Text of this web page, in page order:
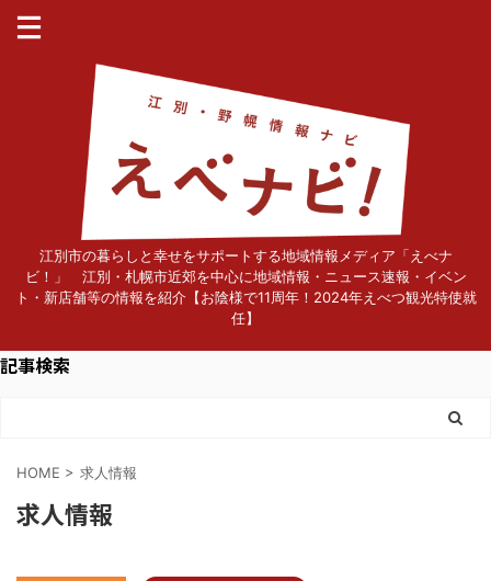
江別市の暮らしと幸せをサポートする地域情報メディア「えべナ
ビ！」 江別・札幌市近郊を中心に地域情報・ニュース速報・イベン
ト・新店舗等の情報を紹介【お陰様で11周年！2024年えべつ観光特使就
任】
記事検索
HOME > 求人情報
求人情報